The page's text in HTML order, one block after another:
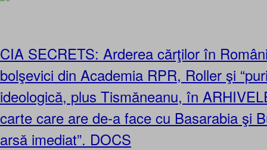
CIA SECRETS: Arderea cărţilor în
bolşevici din Academia RPR, Roller şi
ideologică, plus Tismăneanu, în
carte care are de-a face cu Basarabia şi
arsă imediat”. DOCS